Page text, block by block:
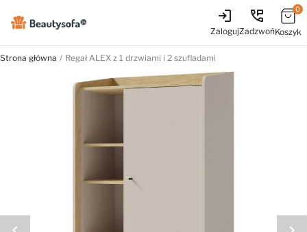
login
Zaloguj
perm_phone_msg
Zadzwoń
0
Koszyk
Strona główna Regał ALEX z 1 drzwiami i 2 szufladami